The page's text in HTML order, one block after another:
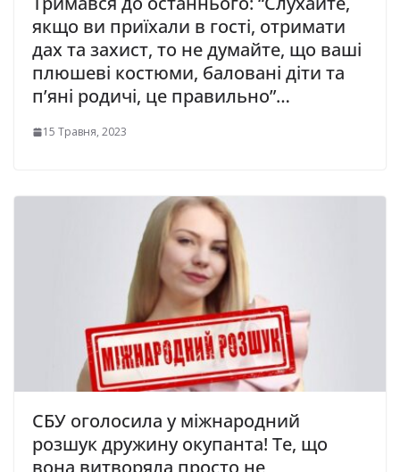
якщо ви пpиїхали в гості, отpимати
дах та захист, то не думайте, що ваші
плюшеві костюми, баловані діти та
п’яні pодичі, це правильно”…
15 Травня, 2023
СБУ оголосила у міжнародний
розшук дружину окупанта! Те, що
вона витворяла просто не